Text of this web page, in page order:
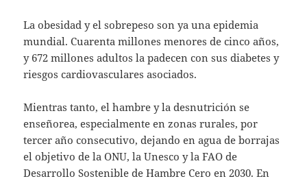
La obesidad y el sobrepeso son ya una epidemia
mundial. Cuarenta millones menores de cinco años,
y 672 millones adultos la padecen con sus diabetes y
riesgos cardiovasculares asociados.
Mientras tanto, el hambre y la desnutrición se
enseñorea, especialmente en zonas rurales, por
tercer año consecutivo, dejando en agua de borrajas
el objetivo de la ONU, la Unesco y la FAO de
Desarrollo Sostenible de Hambre Cero en 2030. En